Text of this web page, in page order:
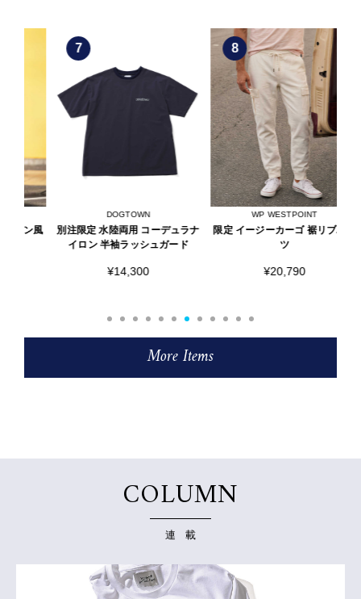
DOGTOWN
別注限定 水陸両用 コーデュラナ
イロン 半袖ラッシュガード
¥14,300
WP WESTPOINT
限定 イージーカーゴ 裾リブパン
¥20,790
More Items
COLUMN
連 載